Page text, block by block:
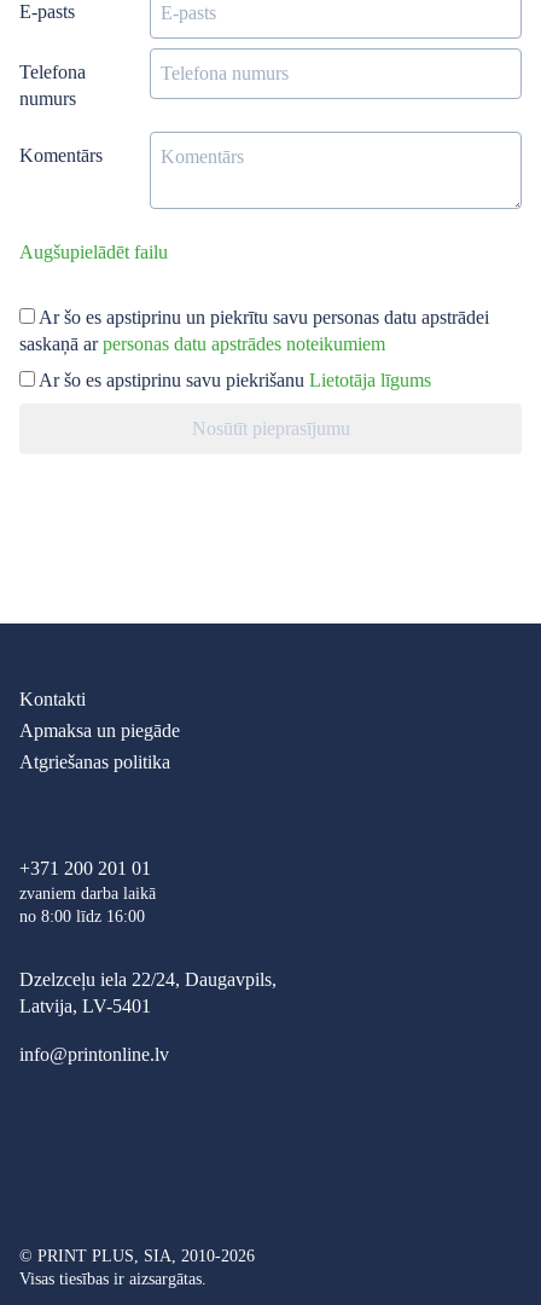
E-pasts
Telefona
numurs
Komentārs
Augšupielādēt failu
Ar šo es apstiprinu un piekrītu savu personas datu apstrādei
saskaņā arpersonas datu apstrādes noteikumiem
Ar šo es apstiprinu savu piekrišanu Lietotāja līgums
Nosūtīt pieprasījumu
Kontakti
Apmaksa un piegāde
Atgriešanas politika
+371 200 201 01
zvaniem darba laikā
no 8:00 līdz 16:00
Dzelzceļu iela 22/24, Daugavpils,
Latvija, LV-5401
info@printonline.lv
© PRINT PLUS, SIA, 2010-2026
Visas tiesības ir aizsargātas.